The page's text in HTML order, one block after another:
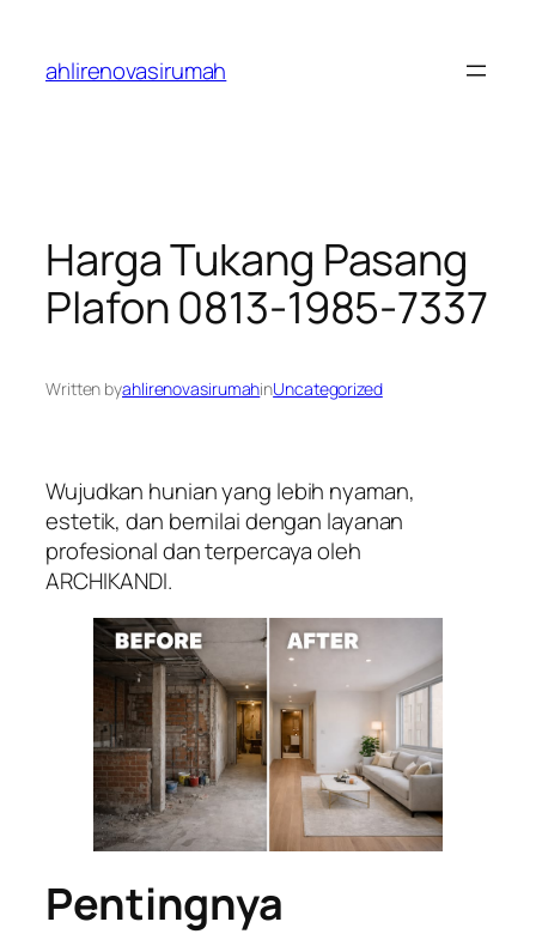
content
ahlirenovasirumah
Harga Tukang Pasang
Plafon 0813-1985-7337
Written byahlirenovasirumahinUncategorized
Wujudkan hunian yang lebih nyaman,
estetik, dan bernilai dengan layanan
profesional dan terpercaya oleh
ARCHIKANDI.
Pentingnya